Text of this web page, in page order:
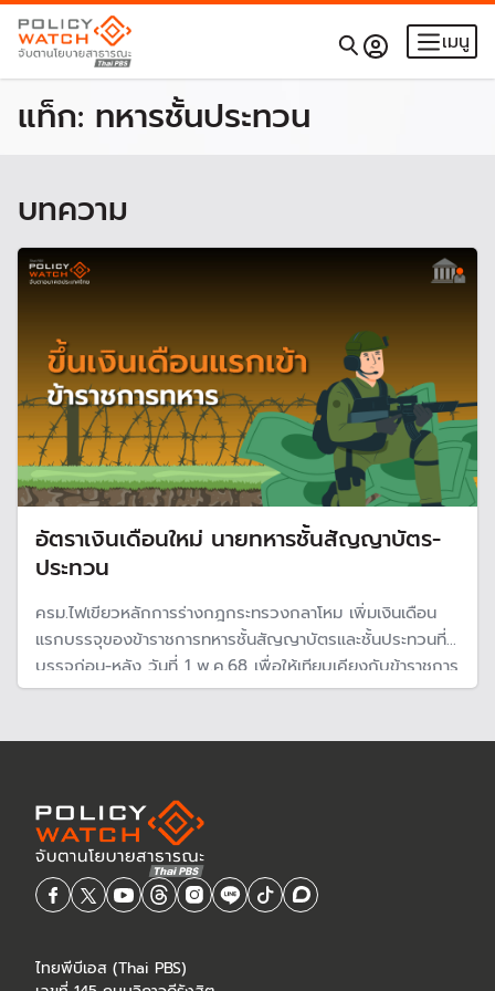
เมนู
แท็ก: ทหารชั้นประทวน
บทความ
อัตราเงินเดือนใหม่ นายทหารชั้นสัญญาบัตร-
ประทวน
ครม.ไฟเขียวหลักการร่างกฎกระทรวงกลาโหม เพิ่มเงินเดือน
แรกบรรจุของข้าราชการทหารชั้นสัญญาบัตรและชั้นประทวนที่
บรรจุก่อน-หลัง วันที่ 1 พ.ค.68 เพื่อให้เทียบเคียงกับข้าราชการ
พลเรือนและเจ้าหน้าที่ของรัฐ พร้อมส่งกฤษฎีกาพิจารณาเร่ง
ไทยพีบีเอส (Thai PBS)